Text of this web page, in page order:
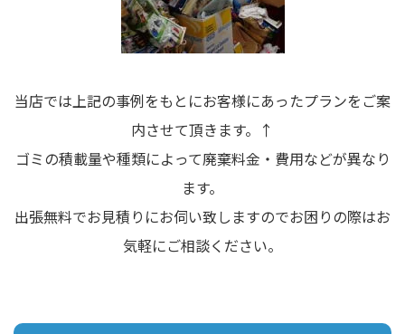
当店では上記の事例をもとにお客様にあったプランをご案
内させて頂きます。↑
ゴミの積載量や種類によって廃棄料金・費用などが異なり
ます。
出張無料でお見積りにお伺い致しますのでお困りの際はお
気軽にご相談ください。